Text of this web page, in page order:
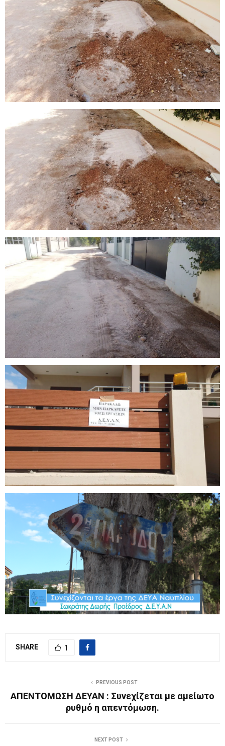
SHARE 1
PREVIOUS POST
ΑΠΕΝΤΟΜΩΣΗ ΔΕΥΑΝ : Συνεχίζεται με αμείωτο
ρυθμό η απεντόμωση.
NEXT POST